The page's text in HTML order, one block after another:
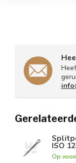
ISO
Op